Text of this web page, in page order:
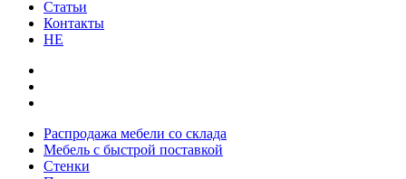
Статьи
Контакты
HE
Распродажа мебели со склада
Мебель с быстрой поставкой
Стенки